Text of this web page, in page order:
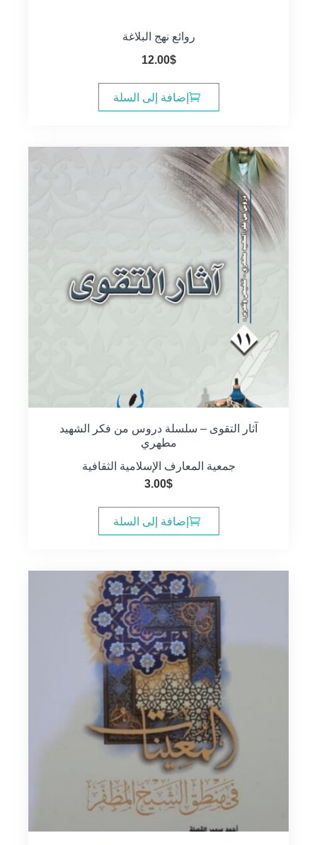
روائع نهج البلاغة
12.00$
إضافة إلى السلة
آثار التقوى – سلسلة دروس من فكر الشهيد
مطهري
جمعية المعارف الإسلامية الثقافية
3.00$
إضافة إلى السلة